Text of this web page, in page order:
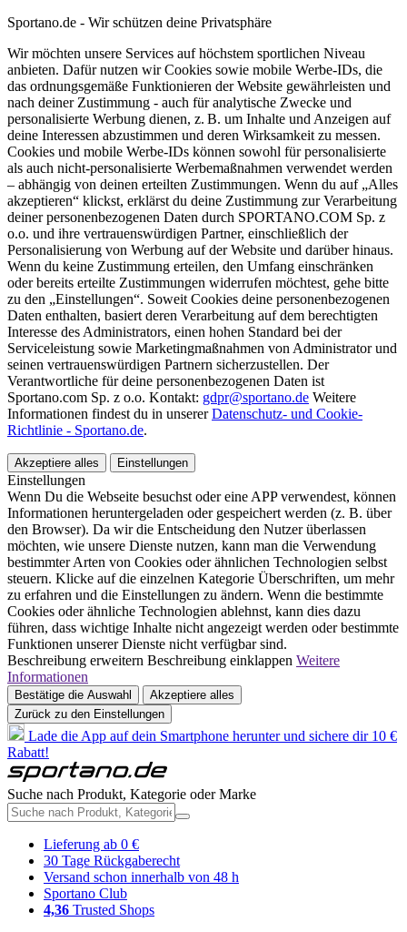
Sportano.de - Wir schützen deine Privatsphäre
Wir möchten unsere Services auf höchstem sportlichen Niveau
anbieten. Dafür nutzen wir Cookies sowie mobile Werbe-IDs, die
das ordnungsgemäße Funktionieren der Website gewährleisten und
nach deiner Zustimmung - auch für analytische Zwecke und
personalisierte Werbung dienen, z. B. um Inhalte und Anzeigen auf
deine Interessen abzustimmen und deren Wirksamkeit zu messen.
Cookies und mobile Werbe-IDs können sowohl für personalisierte
als auch nicht-personalisierte Werbemaßnahmen verwendet werden
– abhängig von deinen erteilten Zustimmungen. Wenn du auf „Alles
akzeptieren“ klickst, erklärst du deine Zustimmung zur Verarbeitung
deiner personenbezogenen Daten durch SPORTANO.COM Sp. z
o.o. und ihre vertrauenswürdigen Partner, einschließlich der
Personalisierung von Werbung auf der Website und darüber hinaus.
Wenn du keine Zustimmung erteilen, den Umfang einschränken
oder bereits erteilte Zustimmungen widerrufen möchtest, gehe bitte
zu den „Einstellungen“. Soweit Cookies deine personenbezogenen
Daten enthalten, basiert deren Verarbeitung auf dem berechtigten
Interesse des Administrators, einen hohen Standard bei der
Serviceleistung sowie Marketingmaßnahmen von Administrator und
seinen vertrauenswürdigen Partnern sicherzustellen. Der
Verantwortliche für deine personenbezogenen Daten ist
Sportano.com Sp. z o.o. Kontakt: gdpr@sportano.de Weitere
Informationen findest du in unsererDatenschutz- und Cookie-
Richtlinie - Sportano.de.
Akzeptiere alles Einstellungen
Einstellungen
Wenn Du die Webseite besuchst oder eine APP verwendest, können
Informationen heruntergeladen oder gespeichert werden (z. B. über
den Browser). Da wir die Entscheidung den Nutzer überlassen
möchten, wie unsere Dienste nutzen, kann man die Verwendung
bestimmter Arten von Cookies oder ähnlichen Technologien selbst
steuern. Klicke auf die einzelnen Kategorie Überschriften, um mehr
zu erfahren und die Einstellungen zu ändern. Wenn die bestimmte
Cookies oder ähnliche Technologien ablehnst, kann dies dazu
führen, dass wichtige Inhalte nicht angezeigt werden oder bestimmte
Funktionen unserer Dienste nicht verfügbar sind.
Beschreibung erweitern Beschreibung einklappen Weitere
Informationen
Bestätige die Auswahl
Akzeptiere alles
Zurück zu den Einstellungen
Lade die App auf dein Smartphone herunter und sichere dir 10 €
Rabatt!
Suche nach Produkt, Kategorie oder Marke
Lieferung ab 0 €
30 Tage Rückgaberecht
Versand schon innerhalb von 48 h
Sportano Club
4,36 Trusted Shops